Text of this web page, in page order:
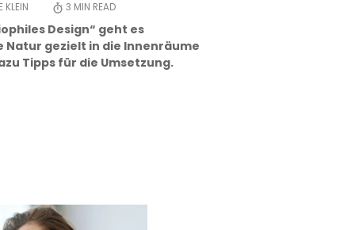
KLEIN 3 MIN READ
Design“ geht es
Natur gezielt in die Innenräume
Tipps für die Umsetzung.